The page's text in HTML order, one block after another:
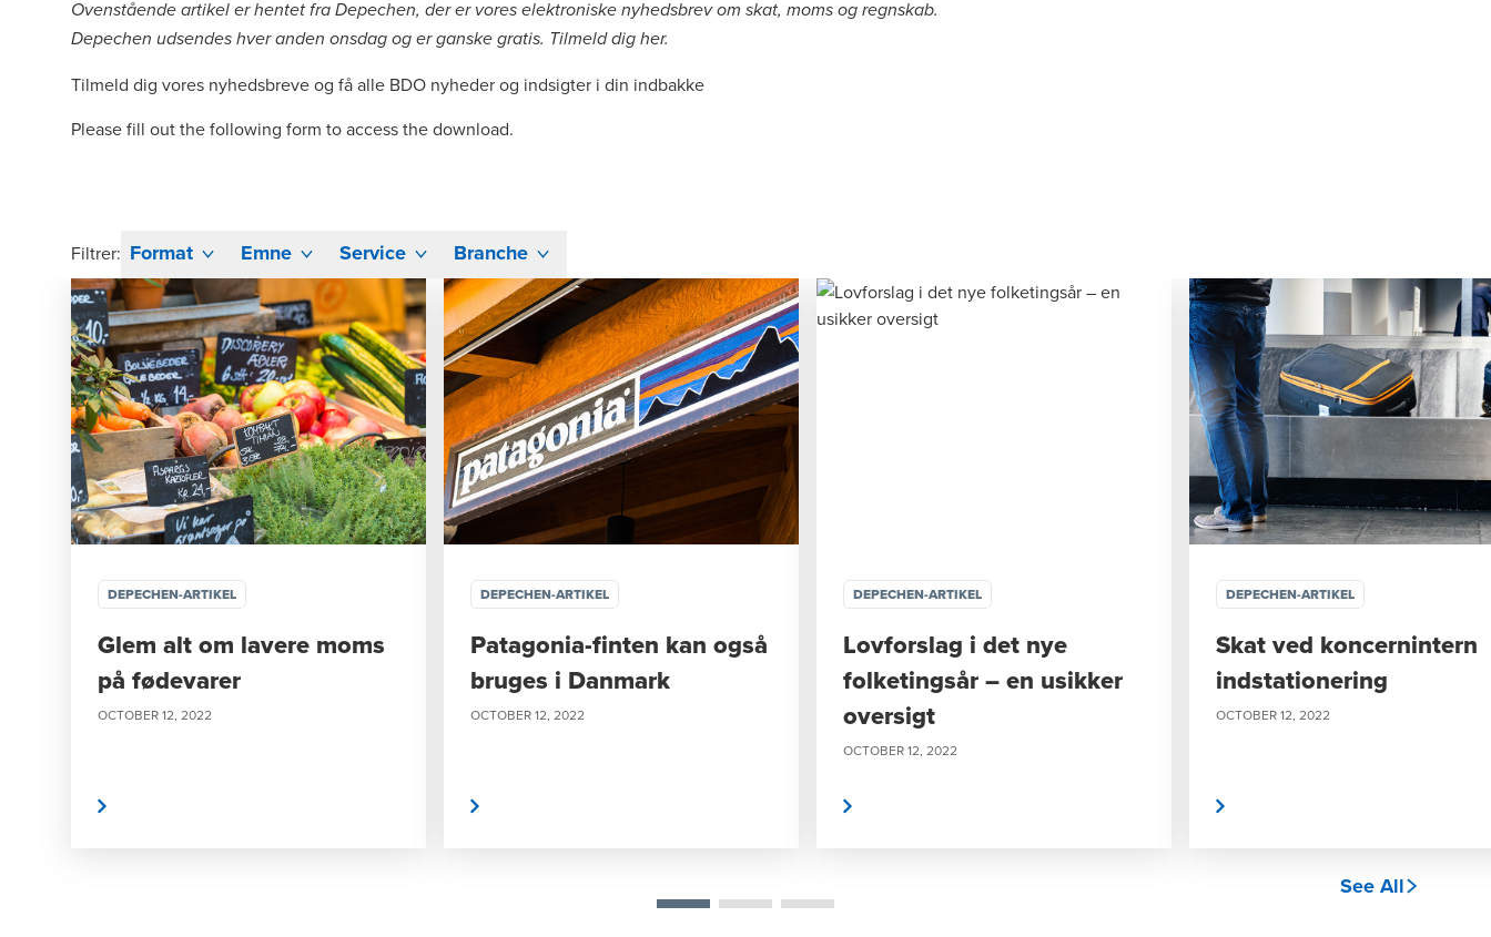
Ovenstående artikel er hentet fra Depechen, der er vores elektroniske nyhedsbrev om skat, moms og regnskab.
Depechen udsendes hver anden onsdag og er ganske gratis. Tilmeld dig her.
Tilmeld dig vores nyhedsbreve og få alle BDO nyheder og indsigter i din indbakke
Please fill out the following form to access the download.
Filtrer: Format Emne Service Branche
DEPECHEN-ARTIKEL
Glem alt om lavere moms
på fødevarer
OCTOBER 12, 2022
DEPECHEN-ARTIKEL
Patagonia-finten kan også
bruges i Danmark
OCTOBER 12, 2022
DEPECHEN-ARTIKEL
Lovforslag i det nye
folketingsår – en usikker
oversigt
OCTOBER 12, 2022
DEPECHEN-ARTIKEL
Skat ved koncernintern
indstationering
OCTOBER 12, 2022
See All